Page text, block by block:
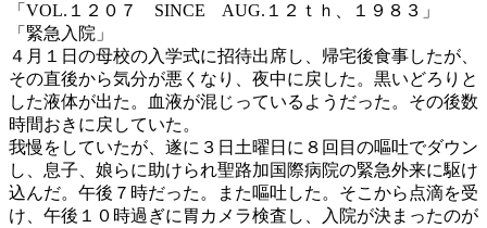
「VOL.１２０７ SINCE AUG.１２ｔｈ、１９８３」
「緊急入院」
４月１日の母校の入学式に招待出席し、帰宅後食事したが、
その直後から気分が悪くなり、夜中に戻した。黒いどろりと
した液体が出た。血液が混じっているようだった。その後数
時間おきに戻していた。
我慢をしていたが、遂に３日土曜日に８回目の嘔吐でダウン
し、息子、娘らに助けられ聖路加国際病院の緊急外来に駆け
込んだ。午後７時だった。また嘔吐した。そこから点滴を受
け、午後１０時過ぎに胃カメラ検査し、入院が決まったのが